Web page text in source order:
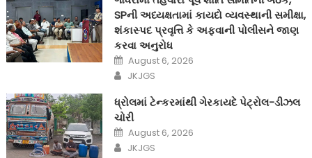
SPની અધ્યક્ષતામાં કાયદો વ્યવસ્થાની સમીક્ષા,
શંકાસ્પદ પ્રવૃત્તિ કે અફવાની પોલીસને જાણ
કરવા અનુરોધ
Posted
on
August 6, 2026
Author
JKJGS
ધ્રોલમાં ટેન્કરમાંથી ગેરકાયદે પેટ્રોલ-ડીઝલ
ચોરી
Posted
on
August 6, 2026
Author
JKJGS